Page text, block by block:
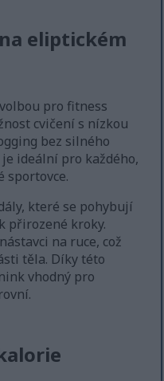
eliptickém
pro fitness
cvičení s nízkou
bez silného
ideální pro každého,
sportovce.
které se pohybují
přirozené kroky.
na ruce, což
těla. Díky této
vhodný pro